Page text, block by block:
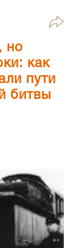
но
как
пути
битвы